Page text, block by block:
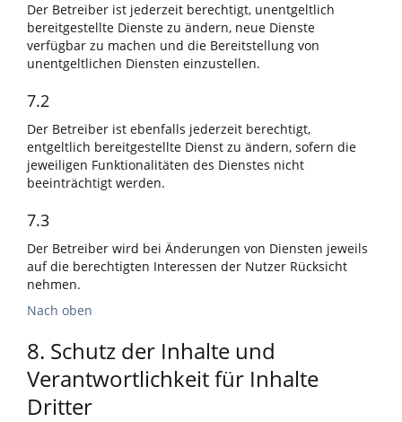
Der Betreiber ist jederzeit berechtigt, unentgeltlich
bereitgestellte Dienste zu ändern, neue Dienste
verfügbar zu machen und die Bereitstellung von
unentgeltlichen Diensten einzustellen.
7.2
Der Betreiber ist ebenfalls jederzeit berechtigt,
entgeltlich bereitgestellte Dienst zu ändern, sofern die
jeweiligen Funktionalitäten des Dienstes nicht
beeinträchtigt werden.
7.3
Der Betreiber wird bei Änderungen von Diensten jeweils
auf die berechtigten Interessen der Nutzer Rücksicht
nehmen.
Nach oben
8. Schutz der Inhalte und
Verantwortlichkeit für Inhalte
Dritter